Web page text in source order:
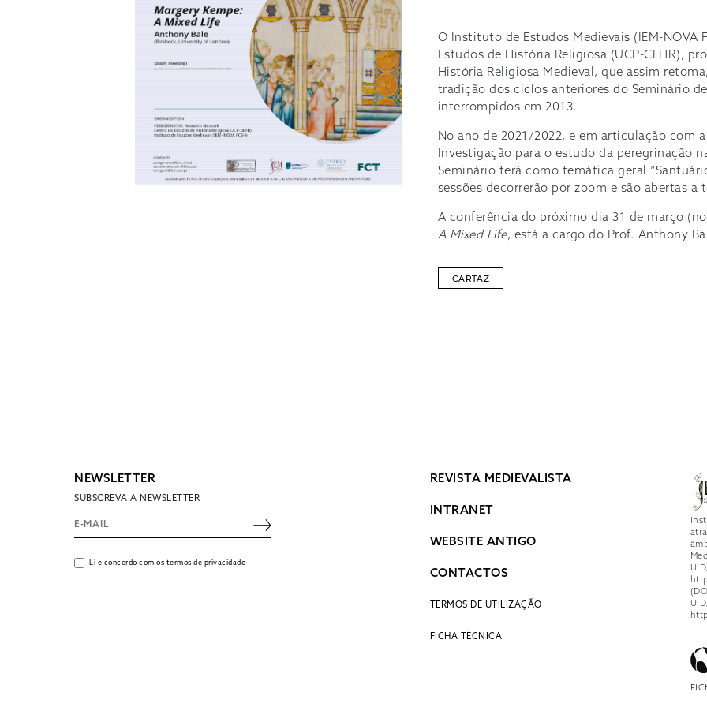
O Instituto de Estudos Medievais (IEM-NOVA
Estudos de História Religiosa (UCP-CEHR),
História Religiosa Medieval, que assim
tradição dos ciclos anteriores do Seminário
interrompidos em 2013.
No ano de 2021/2022, e em articulação com
Investigação para o estudo da peregrinação
Seminário terá como temática geral
sessões decorrerão por zoom e são abertas a
A conferência do próximo dia 31 de março
A Mixed Life, está a cargo do Prof. Anthony
CARTAZ
NEWSLETTER
SUBSCREVA A NEWSLETTER
Li e concordo com os termos de privacidade
REVISTA MEDIEVALISTA
INTRANET
WEBSITE ANTIGO
CONTACTOS
TERMOS DE UTILIZAÇÃO
FICHA TÉCNICA